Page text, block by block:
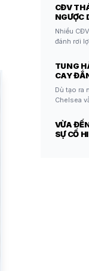
CĐV
NGƯỢC
Nhiều
đánh rơi
TUNG
CAY
Dù tạo ra
Chelsea
VỪA
SỰ CỐ